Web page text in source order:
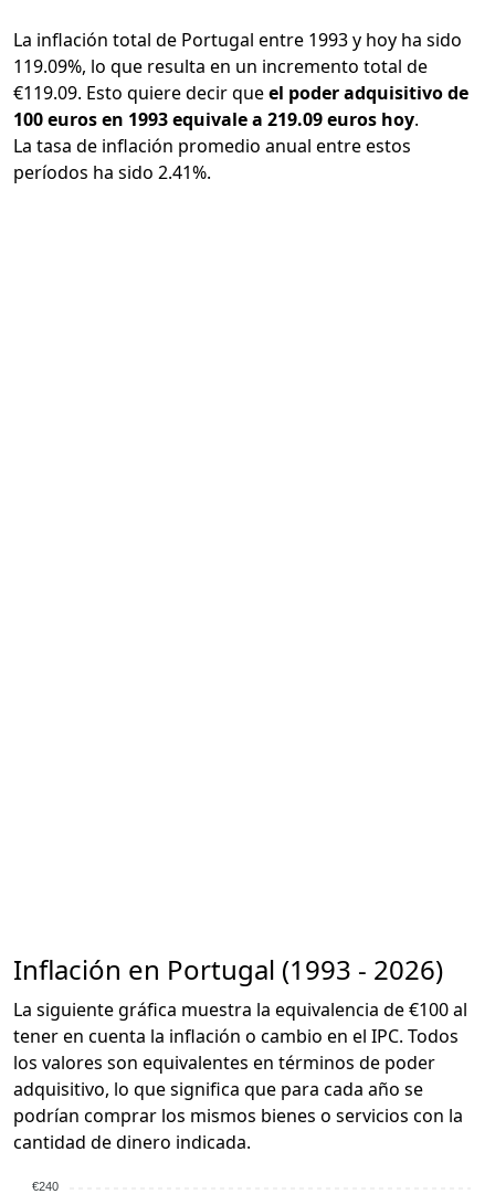
La inflación total de Portugal entre 1993 y hoy ha sido
119.09%, lo que resulta en un incremento total de
€119.09. Esto quiere decir queel poder adquisitivo de
100 euros en 1993 equivale a 219.09 euros hoy.
La tasa de inflación promedio anual entre estos
períodos ha sido 2.41%.
Inflación en Portugal (1993 - 2026)
La siguiente gráfica muestra la equivalencia de €100 al
tener en cuenta la inflación o cambio en el IPC. Todos
los valores son equivalentes en términos de poder
adquisitivo, lo que significa que para cada año se
podrían comprar los mismos bienes o servicios con la
cantidad de dinero indicada.
€240